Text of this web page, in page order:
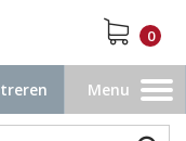
0
Toggle
navigation
Menu